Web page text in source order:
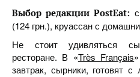
Выбор редакции PostEat:
(124 грн.), круассан с
Не стоит удивляться
ресторане. В «Très Français
завтрак, сырники, готовят